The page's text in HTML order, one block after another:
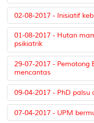
02-08-2017 - Inisiatif
01-08-2017 - Hutan
psikiatrik
29-07-2017 - Pemotong
mencantas
09-04-2017 - PhD
07-04-2017 - UPM